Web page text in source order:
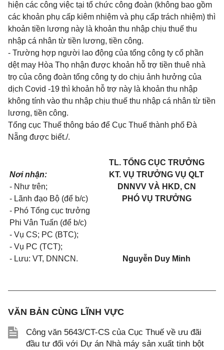
hiện các công việc tại tổ chức công đoàn (không bao gồm
các khoản phụ cấp kiêm nhiệm và phụ cấp trách nhiệm) thì
khoản tiền lương này là khoản thu nhập chịu thuế thu
nhập cá nhân từ tiền lương, tiền công.
- Trường hợp người lao động của tổng công ty cổ phần
dệt may Hòa Thọ nhận được khoản hỗ trợ tiền thuê nhà
trọ của công đoàn tổng công ty do chịu ảnh hưởng của
dịch Covid -19 thì khoản hỗ trợ này là khoản thu nhập
không tính vào thu nhập chịu thuế thu nhập cá nhân từ tiền
lương, tiền công.
Tổng cục Thuế thông báo để Cục Thuế thành phố Đà
Nẵng được biết./.
Nơi nhận:
- Như trên;
- Lãnh đạo Bộ (để b/c)
- Phó Tổng cục trưởng
Phi Vân Tuấn (để b/c)
- Vụ CS; PC (BTC);
- Vụ PC (TCT);
- Lưu: VT, DNNCN.
TL. TỔNG CỤC TRƯỞNG
KT. VỤ TRƯỞNG VỤ QLT
DNNVV VÀ HKD, CN
PHÓ VỤ TRƯỞNG
Nguyễn Duy Minh
VĂN BẢN CÙNG LĨNH VỰC
Công văn 5643/CT-CS của Cục Thuế về ưu đãi
đầu tư đối với Dự án Nhà máy sản xuất tinh bột